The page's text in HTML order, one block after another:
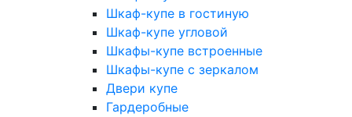
Шкаф-купе в гостиную
Шкаф-купе угловой
Шкафы-купе встроенные
Шкафы-купе с зеркалом
Двери купе
Гардеробные